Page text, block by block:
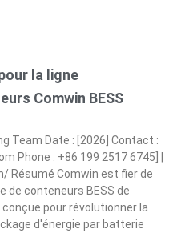
la ligne
Comwin BESS
Team Date : [2026] Contact :
Phone : +86 199 2517 6745] |
Résumé Comwin est fier de
de conteneurs BESS de
pour révolutionner la
d'énergie par batterie